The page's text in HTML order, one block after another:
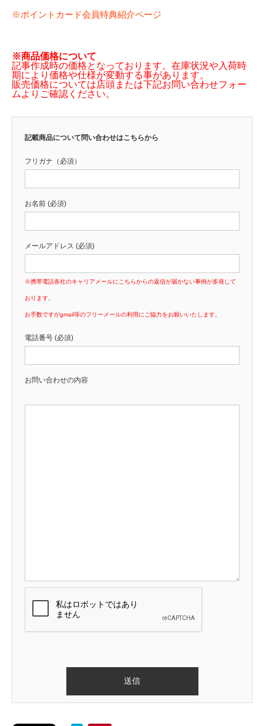
※ポイントカード会員特典紹介ページ
※商品価格について
記事作成時の価格となっております。在庫状況や入荷時
期により価格や仕様が変動する事があります。
販売価格については店頭または下記お問い合わせフォー
ムよりご確認ください。
記載商品について問い合わせはこちらから
フリガナ（必須）
お名前 (必須)
メールアドレス (必須)
※携帯電話各社のキャリアメールにこちらからの返信が届かない事例が多発して
おります。
お手数ですがgmail等のフリーメールの利用にご協力をお願いいたします。
電話番号 (必須)
お問い合わせの内容